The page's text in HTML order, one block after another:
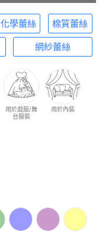
化學蕾絲 棉質蕾絲
網紗蕾絲
用於戲服/舞
台服裝
用於內裝